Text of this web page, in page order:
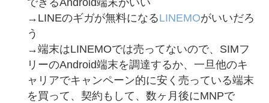
できるAndroid端末がいい
→LINEのギガが無料になるLINEMOがいいだろ
う
→端末はLINEMOでは売ってないので、SIMフ
リーのAndroid端末を調達するか、一旦他のキ
ャリアでキャンペーン的に安く売っている端末
を買って、契約もして、数ヶ月後にMNPで